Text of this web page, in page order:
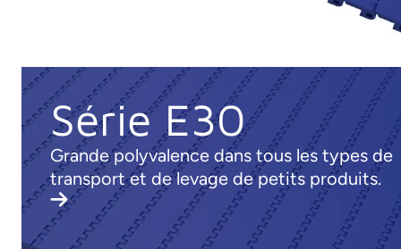
Série E30
Grande polyvalence dans tous les types de
transport et de levage de petits produits.